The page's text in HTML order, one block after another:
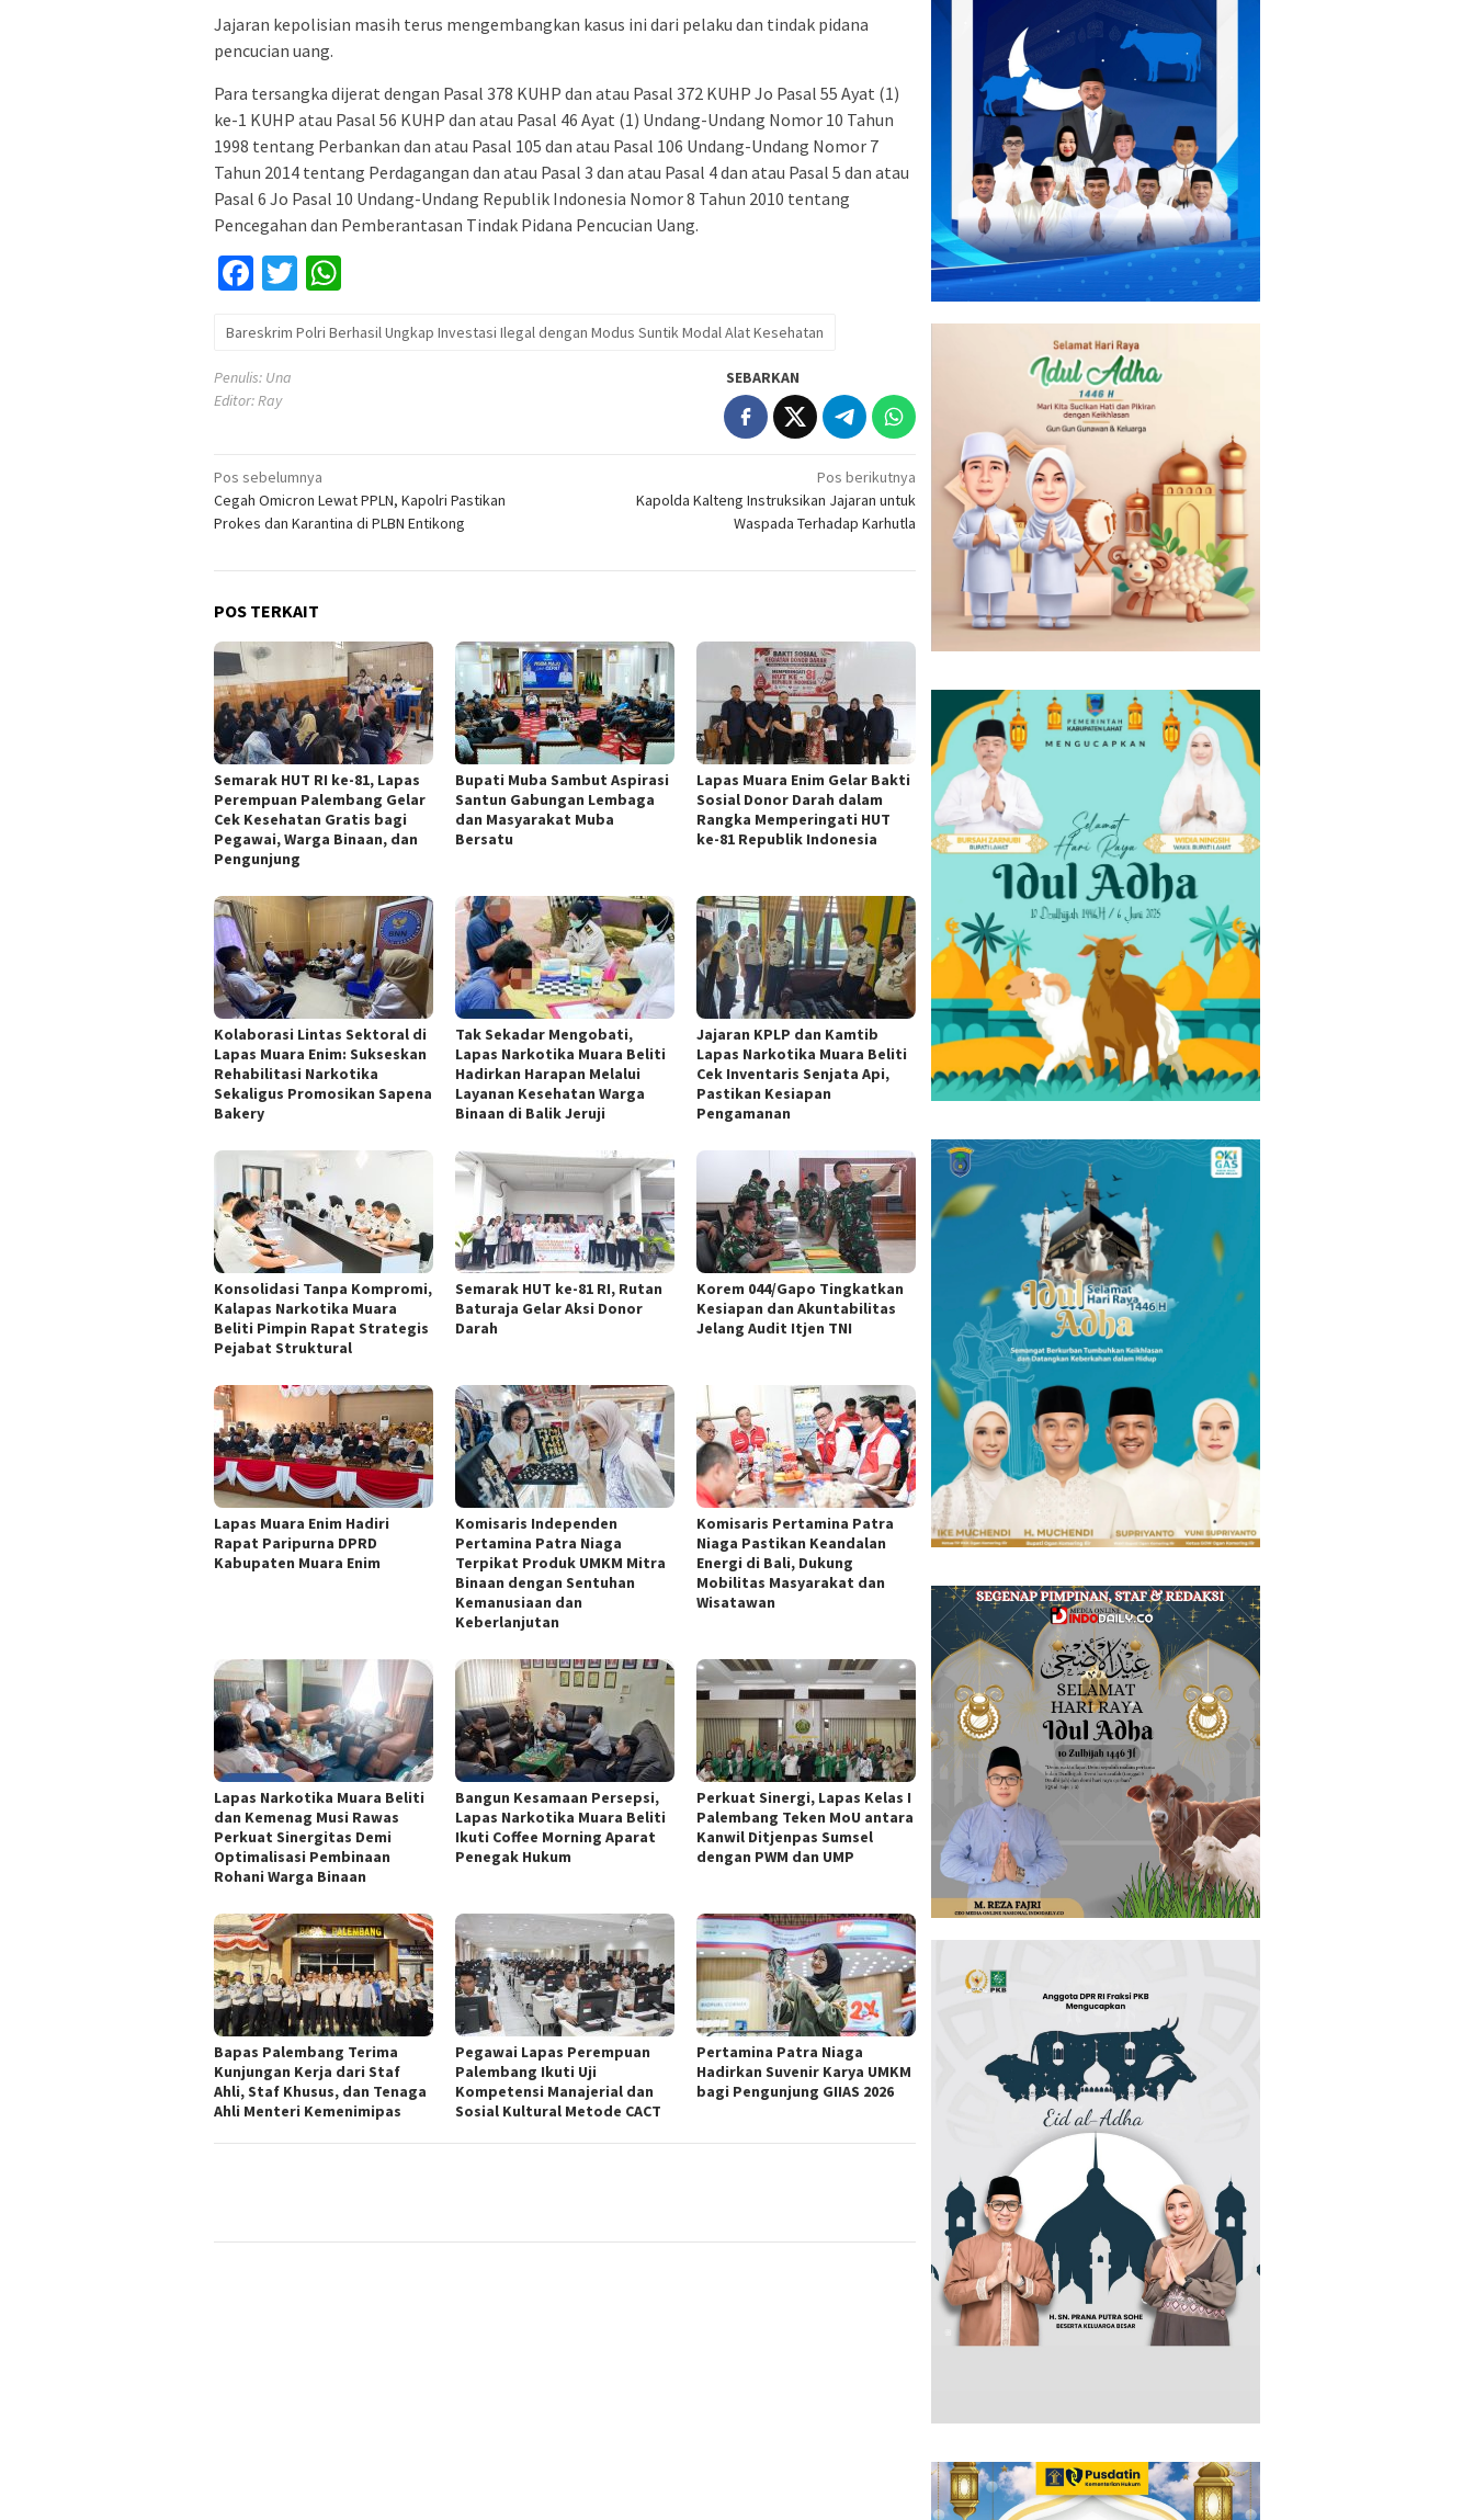
Jajaran kepolisian masih terus mengembangkan kasus ini dari pelaku dan tindak pidana
pencucian uang.
Para tersangka dijerat dengan Pasal 378 KUHP dan atau Pasal 372 KUHP Jo Pasal 55 Ayat (1)
ke-1 KUHP atau Pasal 56 KUHP dan atau Pasal 46 Ayat (1) Undang-Undang Nomor 10 Tahun
1998 tentang Perbankan dan atau Pasal 105 dan atau Pasal 106 Undang-Undang Nomor 7
Tahun 2014 tentang Perdagangan dan atau Pasal 3 dan atau Pasal 4 dan atau Pasal 5 dan atau
Pasal 6 Jo Pasal 10 Undang-Undang Republik Indonesia Nomor 8 Tahun 2010 tentang
Pencegahan dan Pemberantasan Tindak Pidana Pencucian Uang.
Facebook
Twitter
Bareskrim Polri Berhasil Ungkap Investasi Ilegal dengan Modus Suntik Modal Alat Kesehatan
Penulis: Una
Editor: Ray
SEBARKAN
Navigasi
pos
Pos sebelumnya
Cegah Omicron Lewat PPLN, Kapolri Pastikan
Prokes dan Karantina di PLBN Entikong
Pos berikutnya
Kapolda Kalteng Instruksikan Jajaran untuk
Waspada Terhadap Karhutla
POS TERKAIT
Semarak HUT RI ke-81, Lapas
Perempuan Palembang Gelar
Cek Kesehatan Gratis bagi
Pegawai, Warga Binaan, dan
Pengunjung
Bupati Muba Sambut Aspirasi
Santun Gabungan Lembaga
dan Masyarakat Muba
Bersatu
Lapas Muara Enim Gelar Bakti
Sosial Donor Darah dalam
Rangka Memperingati HUT
ke-81 Republik Indonesia
Kolaborasi Lintas Sektoral di
Lapas Muara Enim: Sukseskan
Rehabilitasi Narkotika
Sekaligus Promosikan Sapena
Bakery
Tak Sekadar Mengobati,
Lapas Narkotika Muara Beliti
Hadirkan Harapan Melalui
Layanan Kesehatan Warga
Binaan di Balik Jeruji
Jajaran KPLP dan Kamtib
Lapas Narkotika Muara Beliti
Cek Inventaris Senjata Api,
Pastikan Kesiapan
Pengamanan
Konsolidasi Tanpa Kompromi,
Kalapas Narkotika Muara
Beliti Pimpin Rapat Strategis
Pejabat Struktural
Semarak HUT ke-81 RI, Rutan
Baturaja Gelar Aksi Donor
Darah
Korem 044/Gapo Tingkatkan
Kesiapan dan Akuntabilitas
Jelang Audit Itjen TNI
Lapas Muara Enim Hadiri
Rapat Paripurna DPRD
Kabupaten Muara Enim
Komisaris Independen
Pertamina Patra Niaga
Terpikat Produk UMKM Mitra
Binaan dengan Sentuhan
Kemanusiaan dan
Keberlanjutan
Komisaris Pertamina Patra
Niaga Pastikan Keandalan
Energi di Bali, Dukung
Mobilitas Masyarakat dan
Wisatawan
Lapas Narkotika Muara Beliti
dan Kemenag Musi Rawas
Perkuat Sinergitas Demi
Optimalisasi Pembinaan
Rohani Warga Binaan
Bangun Kesamaan Persepsi,
Lapas Narkotika Muara Beliti
Ikuti Coffee Morning Aparat
Penegak Hukum
Perkuat Sinergi, Lapas Kelas I
Palembang Teken MoU antara
Kanwil Ditjenpas Sumsel
dengan PWM dan UMP
Bapas Palembang Terima
Kunjungan Kerja dari Staf
Ahli, Staf Khusus, dan Tenaga
Ahli Menteri Kemenimipas
Pegawai Lapas Perempuan
Palembang Ikuti Uji
Kompetensi Manajerial dan
Sosial Kultural Metode CACT
Pertamina Patra Niaga
Hadirkan Suvenir Karya UMKM
bagi Pengunjung GIIAS 2026